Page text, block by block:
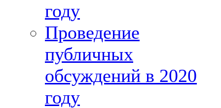
году
Проведение
публичных
обсуждений в 2020
году